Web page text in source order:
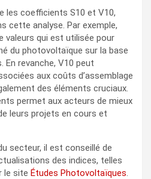
les coefficients S10 et V10,
cette analyse. Par exemple,
valeurs qui est utilisée pour
du photovoltaïque sur la base
revanche, V10 peut
aux coûts d’assemblage
des éléments cruciaux.
permet aux acteurs de mieux
leurs projets en cours et
secteur, il est conseillé de
des indices, telles
le site Études Photovoltaïques.